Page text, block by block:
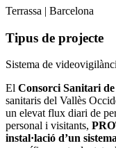
Terrassa | Barcelona
Tipus de projecte
Sistema de
El Consorci Sanitari de
sanitaris del Vallès
un elevat flux diari de
personal i visitants,
instal·lació d’un